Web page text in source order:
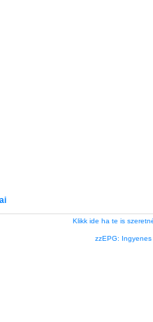
Klikk ide ha te is
zzEPG: